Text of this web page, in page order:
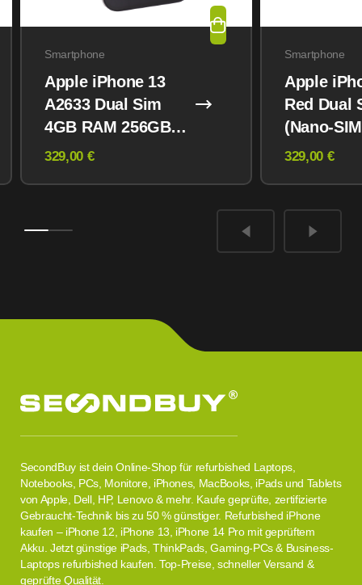
Smartphone
Apple iPhone 13
A2633 Dual Sim
4GB RAM 256GB
Midnight
329,00 €
Smartphone
Apple
Red Dual
(Nano-
eSIM)
329,00 €
SecondBuy ist dein Online-Shop für refurbished Laptops,
Notebooks, PCs, Monitore, iPhones, MacBooks, iPads und Tablets
von Apple, Dell, HP, Lenovo & mehr. Kaufe geprüfte, zertifizierte
Gebraucht-Technik bis zu 50 % günstiger. Refurbished iPhone
kaufen – iPhone 12, iPhone 13, iPhone 14 Pro mit geprüftem
Akku. Jetzt günstige iPads, ThinkPads, Gaming-PCs & Business-
Laptops refurbished kaufen. Top-Preise, schneller Versand &
geprüfte Qualität.